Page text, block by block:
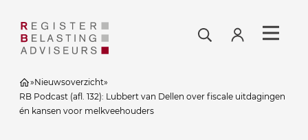
»Nieuwsoverzicht»
RB Podcast (afl. 132): Lubbert van Dellen over fiscale uitdagingen
én kansen voor melkveehouders